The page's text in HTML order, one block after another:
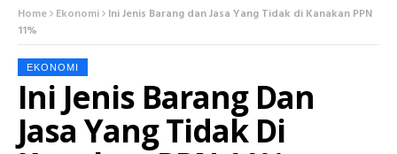
Home Ekonomi Ini Jenis Barang dan Jasa Yang Tidak di Kanakan PPN
11%
EKONOMI
Ini Jenis Barang Dan
Jasa Yang Tidak Di